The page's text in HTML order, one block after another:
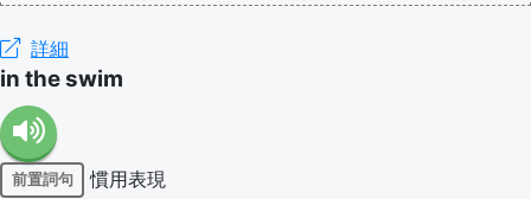
詳細
in the swim
前置詞句
慣用表現